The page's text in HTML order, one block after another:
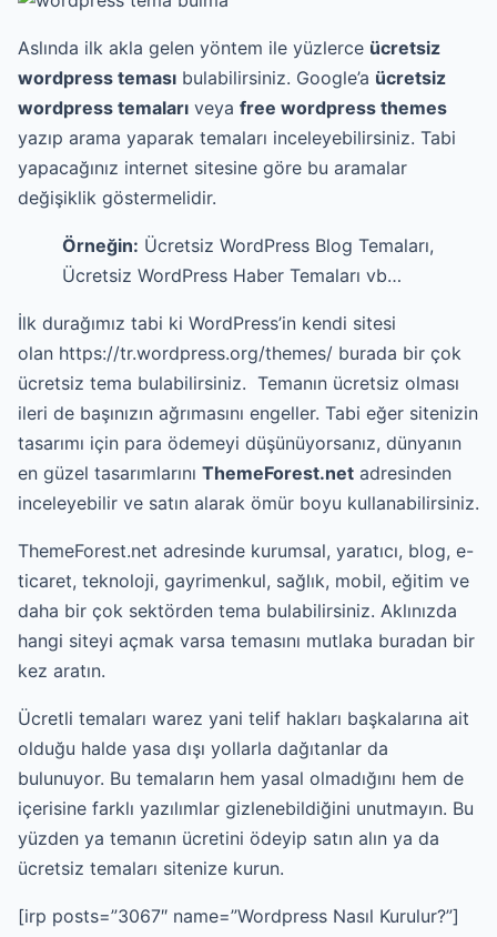
Aslında ilk akla gelen yöntem ile yüzlerce ücretsiz
wordpress teması bulabilirsiniz. Google’a ücretsiz
wordpress temaları veya free wordpress themes
yazıp arama yaparak temaları inceleyebilirsiniz. Tabi
yapacağınız internet sitesine göre bu aramalar
değişiklik göstermelidir.
Örneğin: Ücretsiz WordPress Blog Temaları,
Ücretsiz WordPress Haber Temaları vb…
İlk durağımız tabi ki WordPress’in kendi sitesi
olan https://tr.wordpress.org/themes/ burada bir çok
ücretsiz tema bulabilirsiniz. Temanın ücretsiz olması
ileri de başınızın ağrımasını engeller. Tabi eğer sitenizin
tasarımı için para ödemeyi düşünüyorsanız, dünyanın
en güzel tasarımlarını ThemeForest.net adresinden
inceleyebilir ve satın alarak ömür boyu kullanabilirsiniz.
ThemeForest.net adresinde kurumsal, yaratıcı, blog, e-
ticaret, teknoloji, gayrimenkul, sağlık, mobil, eğitim ve
daha bir çok sektörden tema bulabilirsiniz. Aklınızda
hangi siteyi açmak varsa temasını mutlaka buradan bir
kez aratın.
Ücretli temaları warez yani telif hakları başkalarına ait
olduğu halde yasa dışı yollarla dağıtanlar da
bulunuyor. Bu temaların hem yasal olmadığını hem de
içerisine farklı yazılımlar gizlenebildiğini unutmayın. Bu
yüzden ya temanın ücretini ödeyip satın alın ya da
ücretsiz temaları sitenize kurun.
[irp posts=”3067″ name=”Wordpress Nasıl Kurulur?”]